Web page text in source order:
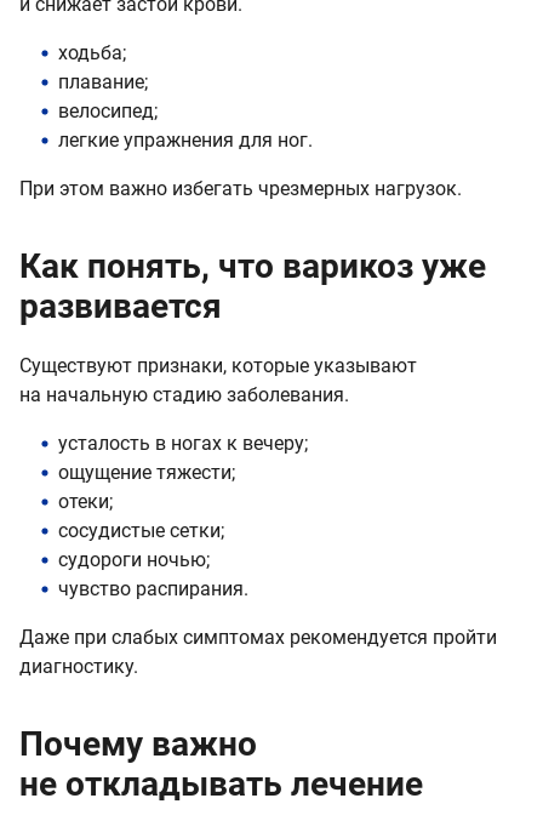
ходьба;
плавание;
велосипед;
легкие упражнения для ног.
При этом важно избегать чрезмерных нагрузок.
Как понять, что варикоз уже
развивается
Существуют признаки, которые указывают
на начальную стадию заболевания.
усталость в ногах к вечеру;
ощущение тяжести;
отеки;
сосудистые сетки;
судороги ночью;
чувство распирания.
Даже при слабых симптомах рекомендуется пройти
диагностику.
Почему важно
не откладывать лечение